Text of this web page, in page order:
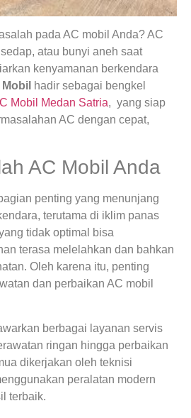
pada AC mobil Anda? AC
atau bunyi aneh saat
kenyamanan berkendara
hadir sebagai bengkel
Mobil Medan Satria, yang siap
AC dengan cepat,
AC Mobil Anda
penting yang menunjang
terutama di iklim panas
tidak optimal bisa
terasa melelahkan dan bahkan
Oleh karena itu, penting
dan perbaikan AC mobil
berbagai layanan servis
ringan hingga perbaikan
dikerjakan oleh teknisi
peralatan modern
terbaik.